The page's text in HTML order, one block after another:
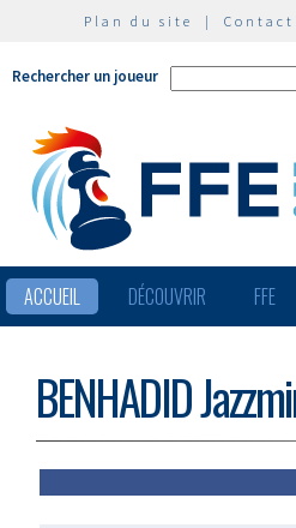
Plan du site | Contact
Rechercher un joueur
ACCUEIL DÉCOUVRIR FFE
BENHADID